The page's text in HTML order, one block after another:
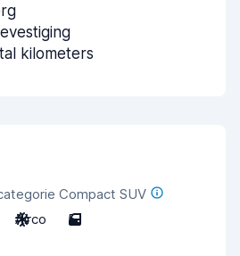
kilometers
Compact SUV
Airco 5